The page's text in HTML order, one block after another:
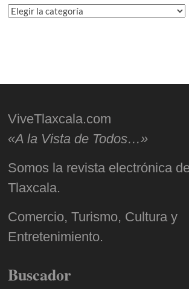
Categorías
ViveTlaxcala.com
«A la Vista de Todos…»
Somos la revista electrónica
Tlaxcala.
Comercio, Turismo, Cultura y
Entretenimiento.
Buscador